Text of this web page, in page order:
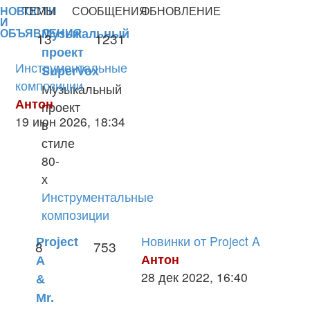
НОВОСТИ
И
ОБЪЯВЛЕНИЯ
ТЕМЫ СООБЩЕНИЯОБНОВЛЕНИЕ
Музыкальный
проект
SuperVox
Музыкальный
проект
в
стиле
80-
х
Инструментальные
композиции
13 1231
Инструментальные
композиции
Антон
Перейти
последнему
19 июн 2026, 18:34
Project
A
&
Mr.
8 753
Новинки от Project A
Антон
Перейти
28 дек 2022, 16:40